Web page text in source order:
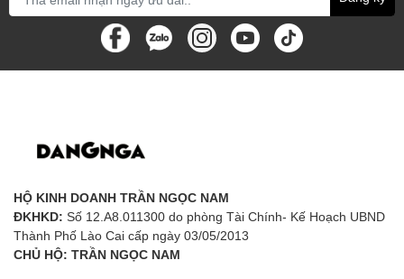
HỘ KINH DOANH TRẦN NGỌC NAM
ĐKHKD: Số 12.A8.011300 do phòng Tài Chính- Kế Hoạch UBND
Thành Phố Lào Cai cấp ngày 03/05/2013
CHỦ HỘ: TRẦN NGỌC NAM